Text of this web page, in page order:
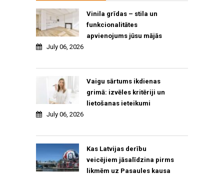
Vinila grīdas – stila un
funkcionalitātes
apvienojums jūsu mājās
July 06, 2026
Vaigu sārtums ikdienas
grimā: izvēles kritēriji un
lietošanas ieteikumi
July 06, 2026
Kas Latvijas derību
veicējiem jāsalīdzina pirms
likmēm uz Pasaules kausa